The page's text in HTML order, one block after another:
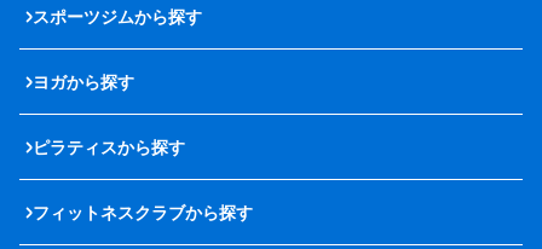
スポーツジムから探す
ヨガから探す
ピラティスから探す
フィットネスクラブから探す